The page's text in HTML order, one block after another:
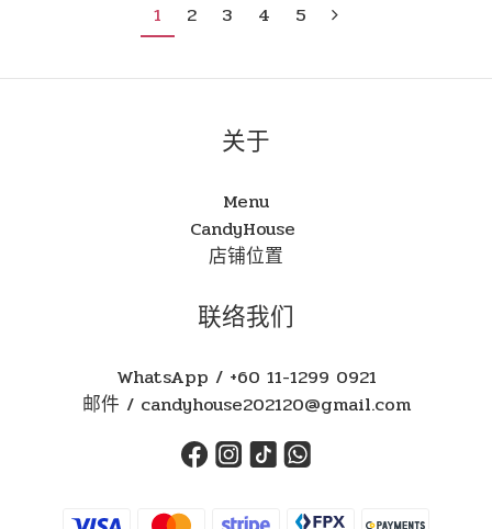
1 2 3 4 5
关于
Menu
CandyHouse
店铺位置
联络我们
WhatsApp / +60 11-1299 0921
邮件 / candyhouse202120@gmail.com